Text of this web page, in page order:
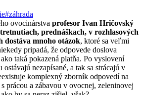
#záhrada
ovocinárstva profesor Ivan Hričovský
prednáškach, v rozhlasových
dostáva mnoho otázok, ktoré sa veľmi
pripadá, že odpovede doslova
taká pokazená platňa. Po vyslovení
nezapísané, a tak sa strácajú v
komplexný zborník odpovedí na
prácou a zábavou v ovocnej, zeleninovej